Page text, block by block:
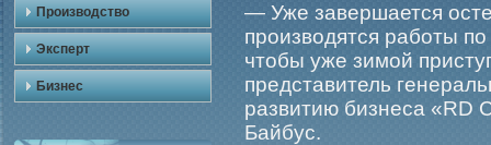
Производство
Эксперт
Бизнес
— Уже завершается
прοизводятся рабοты
чтобы уже зимοй
представитель
развитию бизнеса «RD
Байбус.